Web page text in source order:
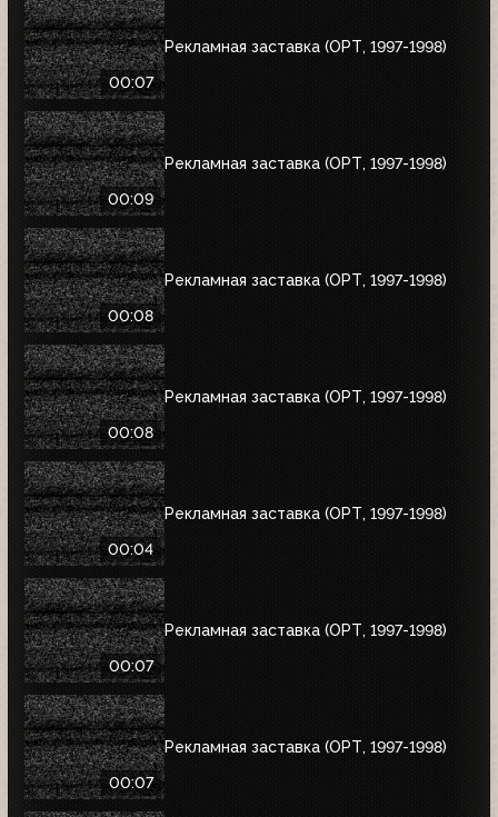
00:07
Рекламная заставка (ОРТ, 1997-1998)
00:09
Рекламная заставка (ОРТ, 1997-1998)
00:08
Рекламная заставка (ОРТ, 1997-1998)
00:08
Рекламная заставка (ОРТ, 1997-1998)
00:04
Рекламная заставка (ОРТ, 1997-1998)
00:07
Рекламная заставка (ОРТ, 1997-1998)
00:07
Рекламная заставка (ОРТ, 1997-1998)